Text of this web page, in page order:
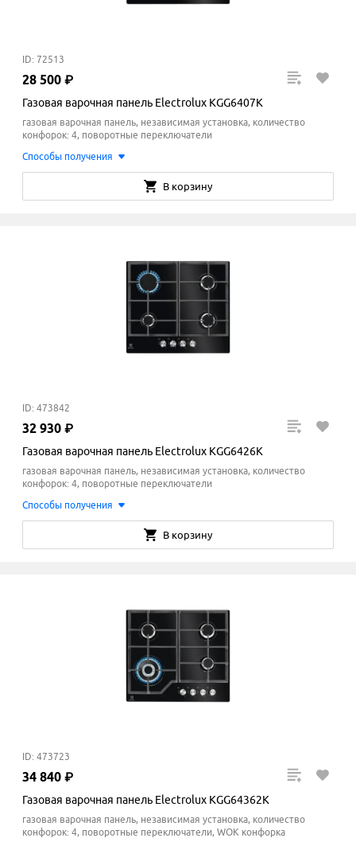
ID: 72513
28 500 ₽
Газовая варочная панель Electrolux KGG6407K
газовая варочная панель, независимая установка, количество
конфорок: 4, поворотные переключатели
Способы получения
В корзину
ID: 473842
32 930 ₽
Газовая варочная панель Electrolux KGG6426K
газовая варочная панель, независимая установка, количество
конфорок: 4, поворотные переключатели
Способы получения
В корзину
ID: 473723
34 840 ₽
Газовая варочная панель Electrolux KGG64362K
газовая варочная панель, независимая установка, количество
конфорок: 4, поворотные переключатели, WOK конфорка